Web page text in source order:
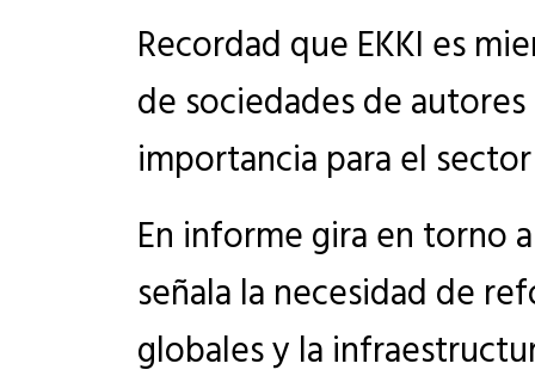
Recordad que EKKI es
de sociedades de
importancia para el
En informe gira en torno
señala la necesidad de
globales y la